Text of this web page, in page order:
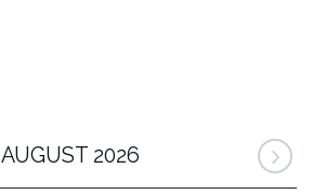
AUGUST 2026